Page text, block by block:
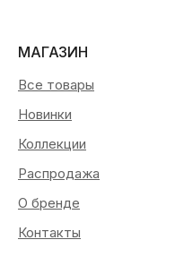
Все товары
Новинки
О бренде
Контакты
Коллекции
Распродажа
МАГАЗИН